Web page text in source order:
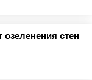
озеленения стен